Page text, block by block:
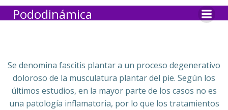
Pododinámica
Se denomina fascitis plantar a un proceso degenerativo
doloroso de la musculatura plantar del pie. Según los
últimos estudios, en la mayor parte de los casos no es
una patología inflamatoria, por lo que los tratamientos